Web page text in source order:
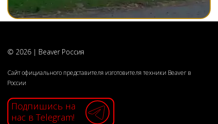
© 2026 | Beaver Россия
Сайт официального представителя изготовителя техники Beaver в
России
Подпишись на
нас в Telegram!